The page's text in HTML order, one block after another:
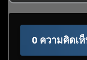
0 ความคิดเ